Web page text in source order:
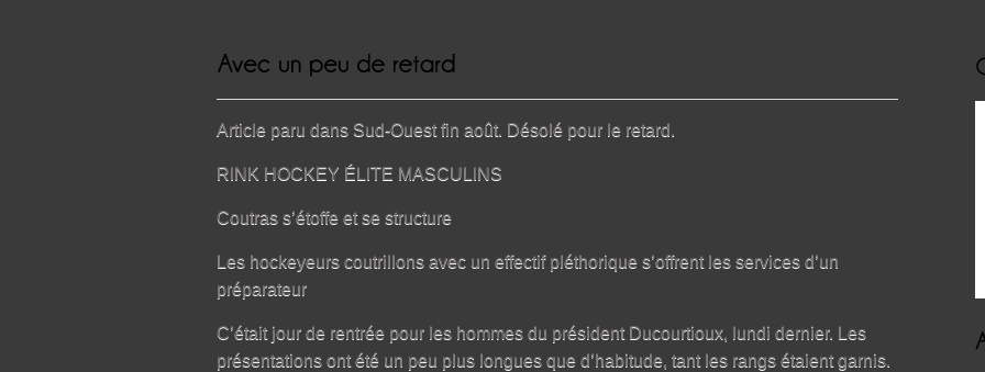
Article paru dans Sud-Ouest fin août. Désolé pour le retard.
RINK HOCKEY ÉLITE MASCULINS
Coutras s’étoffe et se structure
Les hockeyeurs coutrillons avec un effectif pléthorique s’offrent les services d’un
préparateur
C’était jour de rentrée pour les hommes du président Ducourtioux, lundi dernier. Les
présentations ont été un peu plus longues que d’habitude, tant les rangs étaient garnis.